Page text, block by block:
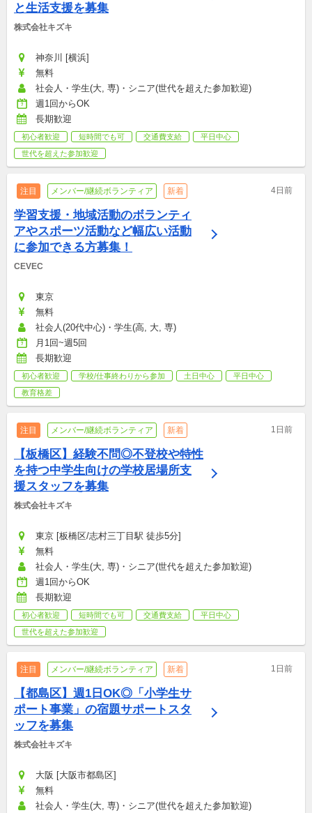
と生活支援を募集
株式会社キズキ
神奈川 [横浜]
無料
社会人・学生(大, 専)・シニア(世代を超えた参加歓迎)
週1回からOK
長期歓迎
初心者歓迎 短時間でも可 交通費支給
平日中心
世代を超えた参加歓迎
注目 メンバー/継続ボランティア 新着 4日前
学習支援・地域活動のボランティ
アやスポーツ活動など幅広い活動
に参加できる方募集！
CEVEC
東京
無料
社会人(20代中心)・学生(高, 大, 専)
月1回~週5回
長期歓迎
初心者歓迎 学校/仕事終わりから参加 土日中心
平日中心
教育格差
注目 メンバー/継続ボランティア 新着 1日前
【板橋区】経験不問◎不登校や特性
を持つ中学生向けの学校居場所支
援スタッフを募集
株式会社キズキ
東京 [板橋区/志村三丁目駅 徒歩5分]
無料
社会人・学生(大, 専)・シニア(世代を超えた参加歓迎)
週1回からOK
長期歓迎
初心者歓迎 短時間でも可 交通費支給
平日中心
世代を超えた参加歓迎
注目 メンバー/継続ボランティア 新着 1日前
【都島区】週1日OK◎「小学生サ
ポート事業」の宿題サポートスタ
ッフを募集
株式会社キズキ
大阪 [大阪市都島区]
無料
社会人・学生(大, 専)・シニア(世代を超えた参加歓迎)